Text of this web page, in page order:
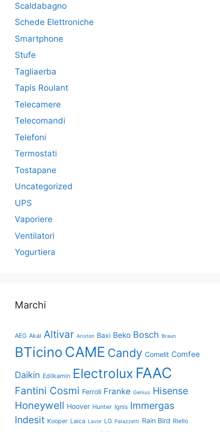
Scaldabagno
Schede Elettroniche
Smartphone
Stufe
Tagliaerba
Tapis Roulant
Telecamere
Telecomandi
Telefoni
Termostati
Tostapane
Uncategorized
UPS
Vaporiere
Ventilatori
Yogurtiera
Marchi
AEG Akai Altivar Ariston Baxi Beko Bosch Braun
BTicino CAME Candy Comelit Comfee
Daikin Edilkamin Electrolux FAAC
Fantini Cosmi Ferroli Franke Genius Hisense
Honeywell Hoover Hunter Ignis Immergas
Indesit Kooper Laica Lavor LG Palazzetti Rain Bird Riello